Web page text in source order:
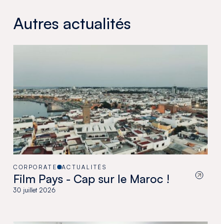
Autres actualités
CORPORATE ACTUALITÉS
Film Pays - Cap sur le Maroc !
30 juillet 2026